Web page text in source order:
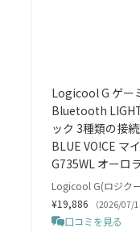
Logicool G ゲー
Bluetooth
ック 3種類の接
BLUE VO!CE マ
G735WL オーロ
Logicool G(ロジク
¥19,886
（2026/07/
口コミを見る